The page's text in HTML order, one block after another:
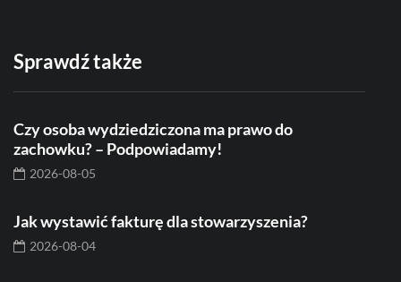
Sprawdź także
Czy osoba wydziedziczona ma prawo do
zachowku? – Podpowiadamy!
2026-08-05
Jak wystawić fakturę dla stowarzyszenia?
2026-08-04